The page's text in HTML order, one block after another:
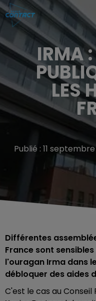
IRMA :
LES
Publié : 11
Différentes
France sont
l'ouragan Irma dans
débloquer des aides
C'est le cas au Conseil